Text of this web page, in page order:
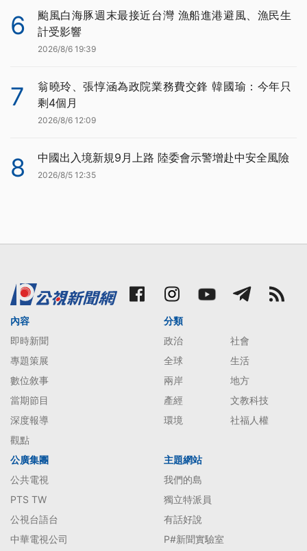
6
颱風白海豚週末最接近台灣 漁船進港避風、漁民生
計受影響
2026/8/6 19:39
7
翁曉玲、張惇涵為政院業務費交鋒 韓國瑜：今年只
剩4個月
2026/8/6 12:09
8 中國出入境新規9月上路 陸委會示警增赴中安全風險
2026/8/5 12:35
內容
即時新聞
專題策展
數位敘事
當期節目
深度報導
觀點
分類
政治
社會
全球
生活
兩岸
地方
產經
文教科技
環境
社福人權
公廣集團
公共電視
PTS TW
公視台語台
中華電視公司
主題網站
我們的島
獨立特派員
有話好說
P#新聞實驗室